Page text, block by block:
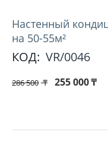
Hастенный
на 50-55м²
КОД: VR/0046
286 500 ₸ 255 000₸